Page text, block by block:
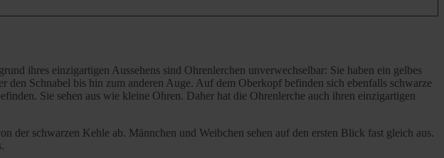
ihres einzigartigen Aussehens sind Ohrenlerchen unverwechselbar: Sie haben ein gelbes
Schnabel bis hin zum anderen Auge. Auf dem Oberkopf befinden sich ebenfalls schwarze
Sie sehen aus wie kleine Ohren. Daher hat die Ohrenlerche auch ihren einzigartigen
der schwarzen Kehle ab. Männchen und Weibchen sehen auf den ersten Blick fast gleich aus.